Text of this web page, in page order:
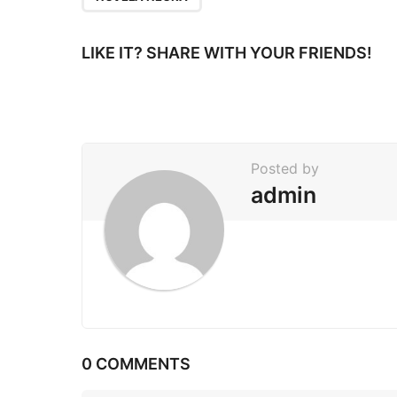
g
LIKE IT? SHARE WITH YOUR FRIENDS!
Posted by
admin
0 COMMENTS